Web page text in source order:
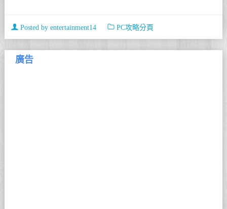
Posted by entertainment14 PC攻略分頁
廣告